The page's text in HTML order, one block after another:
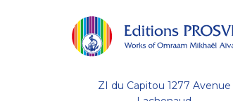
ZI du Capitou 1277 Avenue